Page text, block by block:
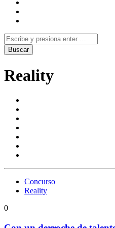
Reality
Concurso
Reality
0